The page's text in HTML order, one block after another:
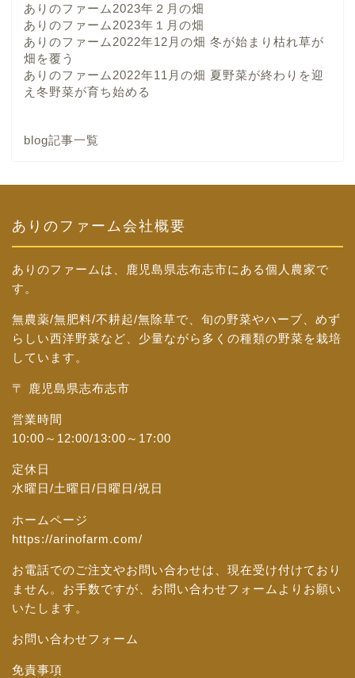
ありのファーム2023年２月の畑
ありのファーム2023年１月の畑
ありのファーム2022年12月の畑 冬が始まり枯れ草が
畑を覆う
ありのファーム2022年11月の畑 夏野菜が終わりを迎
え冬野菜が育ち始める
blog記事一覧
ありのファーム会社概要
ありのファームは、鹿児島県志布志市にある個人農家で
す。
無農薬/無肥料/不耕起/無除草で、旬の野菜やハーブ、めず
らしい西洋野菜など、少量ながら多くの種類の野菜を栽培
しています。
〒 鹿児島県志布志市
営業時間
10:00～12:00/13:00～17:00
定休日
水曜日/土曜日/日曜日/祝日
ホームページ
https://arinofarm.com/
お電話でのご注文やお問い合わせは、現在受け付けており
ません。お手数ですが、 お問い合わせフォーム よりお願い
いたします。
お問い合わせフォーム
免責事項